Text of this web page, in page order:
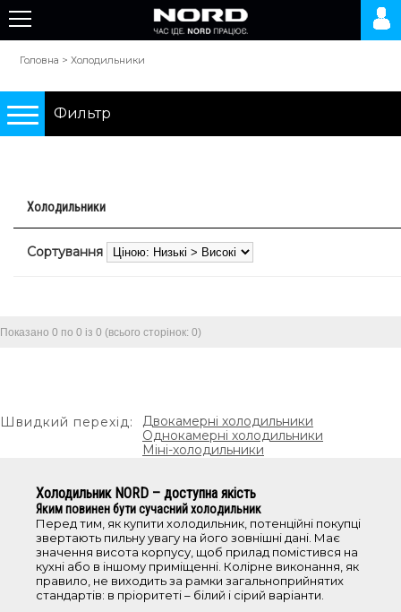
Головна >Холодильники
Фильтр
холодильники з нижньою морозильною
камерою
холодильники з верхньою морозильною
барні холодильники
однокамерні холодильники
холодильники No Frost
Об'єм
Холодильники
Сортування
Показано 0 по 0 із 0 (всього сторінок: 0)
Швидкий перехід:
Двокамерні холодильники
Однокамерні холодильники
Міні-холодильники
Холодильник NORD – доступна якість
Яким повинен бути сучасний холодильник
Перед тим, як купити холодильник, потенційні покупці
звертають пильну увагу на його зовнішні дані. Має
значення висота корпусу, щоб прилад помістився на
кухні або в іншому приміщенні. Колірне виконання, як
правило, не виходить за рамки загальноприйнятих
стандартів: в пріоритеті – білий і сірий варіанти.